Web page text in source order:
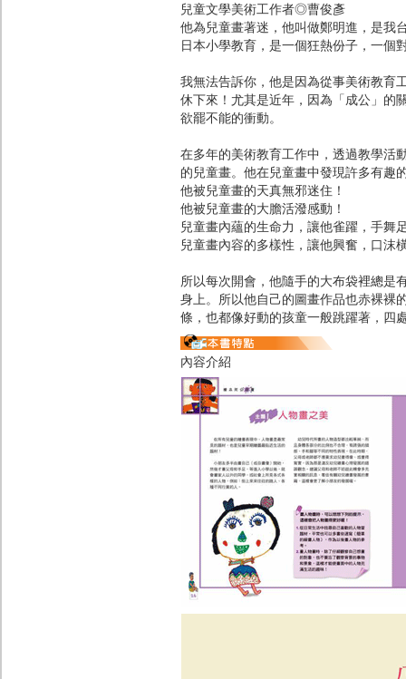
兒童文學美術工作者◎曹俊彥
他為兒童畫著迷，他叫做鄭明進，是我
日本小學教育，是一個狂熱份子，一個
我無法告訴你，他是因為從事美術教育
休下來！尤其是近年，因為「成公」的
欲罷不能的衝動。
在多年的美術教育工作中，透過教學活
的兒童畫。他在兒童畫中發現許多有
他被兒童畫的天真無邪迷住！
他被兒童畫的大膽活潑感動！
兒童畫內蘊的生命力，讓他雀躍，手舞
兒童畫內容的多樣性，讓他興奮，口沫
所以每次開會，他隨手的大布袋裡總是
身上。所以他自己的圖畫作品也赤裸裸
條，也都像好動的孩童一般跳躍著，四
內容介紹